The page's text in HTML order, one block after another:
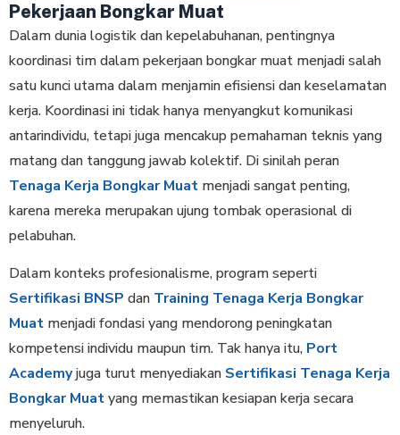
Pekerjaan Bongkar Muat
Dalam dunia logistik dan kepelabuhanan, pentingnya
koordinasi tim dalam pekerjaan bongkar muat menjadi salah
satu kunci utama dalam menjamin efisiensi dan keselamatan
kerja. Koordinasi ini tidak hanya menyangkut komunikasi
antarindividu, tetapi juga mencakup pemahaman teknis yang
matang dan tanggung jawab kolektif. Di sinilah peran
Tenaga Kerja Bongkar Muat menjadi sangat penting,
karena mereka merupakan ujung tombak operasional di
pelabuhan.
Dalam konteks profesionalisme, program seperti
Sertifikasi BNSP dan Training Tenaga Kerja Bongkar
Muat menjadi fondasi yang mendorong peningkatan
kompetensi individu maupun tim. Tak hanya itu, Port
Academyjuga turut menyediakan Sertifikasi Tenaga Kerja
Bongkar Muatyang memastikan kesiapan kerja secara
menyeluruh.